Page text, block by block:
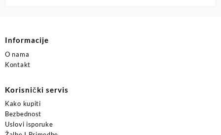
Informacije
O nama
Kontakt
Korisnički servis
Kako kupiti
Bezbednost
Uslovi isporuke